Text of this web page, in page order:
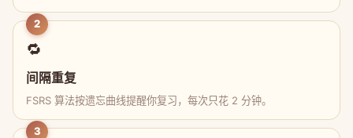
2
🔁
间隔重复
FSRS 算法按遗忘曲线提醒你复习，每次只花 2 分钟。
3